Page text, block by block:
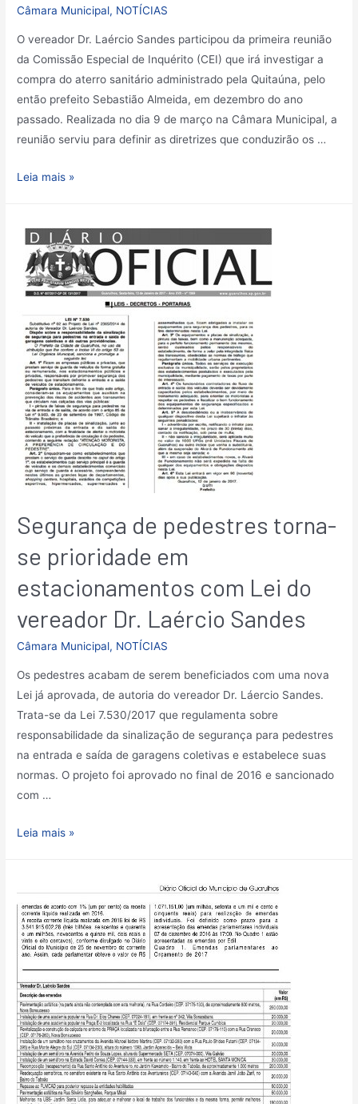
Câmara Municipal, NOTÍCIAS
O vereador Dr. Laércio Sandes participou da primeira reunião
da Comissão Especial de Inquérito (CEI) que irá investigar a
compra do aterro sanitário administrado pela Quitaúna, pelo
então prefeito Sebastião Almeida, em dezembro do ano
passado. Realizada no dia 9 de março na Câmara Municipal, a
reunião serviu para definir as diretrizes que conduzirão os …
Leia mais »
Segurança de pedestres torna-
se prioridade em
estacionamentos com Lei do
vereador Dr. Laércio Sandes
Câmara Municipal, NOTÍCIAS
Os pedestres acabam de serem beneficiados com uma nova
Lei já aprovada, de autoria do vereador Dr. Láercio Sandes.
Trata-se da Lei 7.530/2017 que regulamenta sobre
responsabilidade da sinalização de segurança para pedestres
na entrada e saída de garagens coletivas e estabelece suas
normas. O projeto foi aprovado no final de 2016 e sancionado
com …
Leia mais »